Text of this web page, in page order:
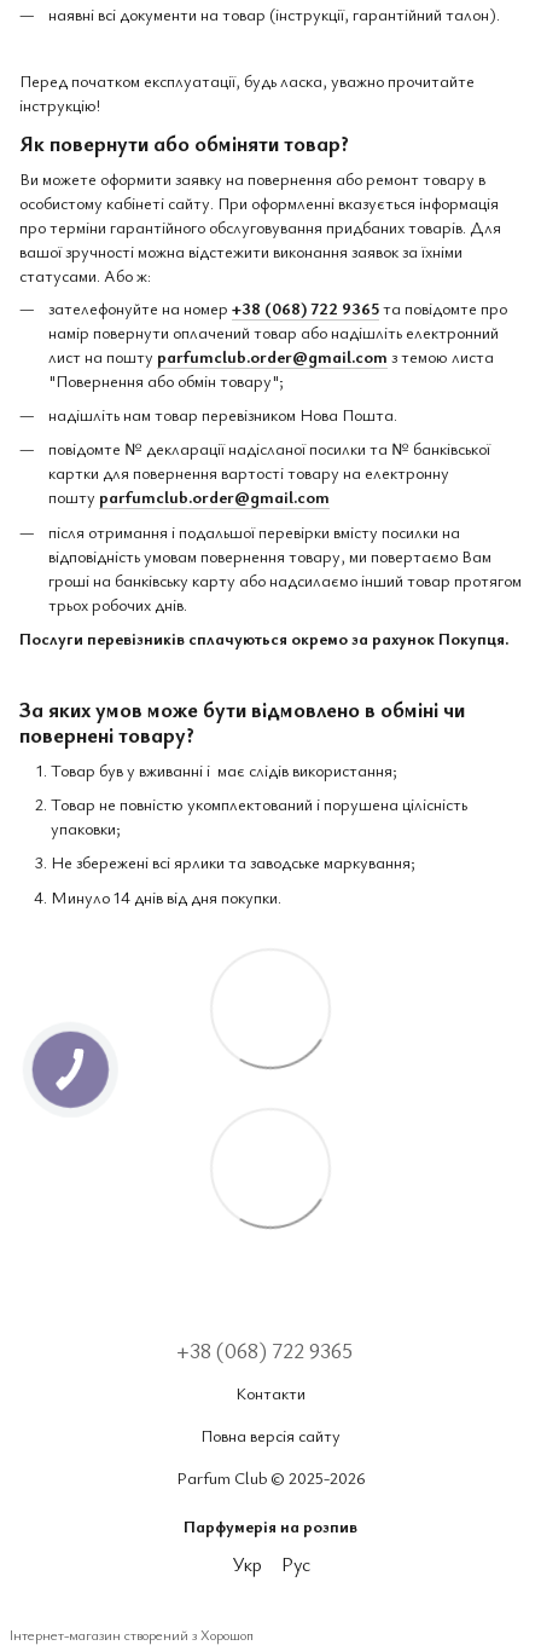
наявні всі документи на товар (інструкції, гарантійний талон).
Перед початком експлуатації, будь ласка, уважно прочитайте
інструкцію!
Як повернути або обміняти товар?
Ви можете оформити заявку на повернення або ремонт товару в
особистому кабінеті сайту. При оформленні вказується інформація
про терміни гарантійного обслуговування придбаних товарів. Для
вашої зручності можна відстежити виконання заявок за їхніми
статусами. Або ж:
зателефонуйте на номер +38 (068) 722 9365та повідомте про
намір повернути оплачений товар або надішліть електронний
лист на пошту parfumclub.order@gmail.com з темою листа
"Повернення або обмін товару";
надішліть нам товар перевізником Нова Пошта.
повідомте № декларації надісланої посилки та № банківської
картки для повернення вартості товару на електронну
пошту parfumclub.order@gmail.com
після отримання і подальшої перевірки вмісту посилки на
відповідність умовам повернення товару, ми повертаємо Вам
гроші на банківську карту або надсилаємо інший товар протягом
трьох робочих днів.
Послуги перевізників сплачуються окремо за рахунок Покупця.
За яких умов може бути відмовлено в обміні чи
повернені товару?
Товар був у вживанні і має слідів використання;
Товар не повністю укомплектований і порушена цілісність
упаковки;
Не збережені всі ярлики та заводське маркування;
Минуло 14 днів від дня покупки.
+38 (068) 722 9365
Контакти
Повна версія сайту
Parfum Club © 2025-2026
Парфумерія на розпив
Укр Рус
Інтернет-магазин створений з Хорошоп